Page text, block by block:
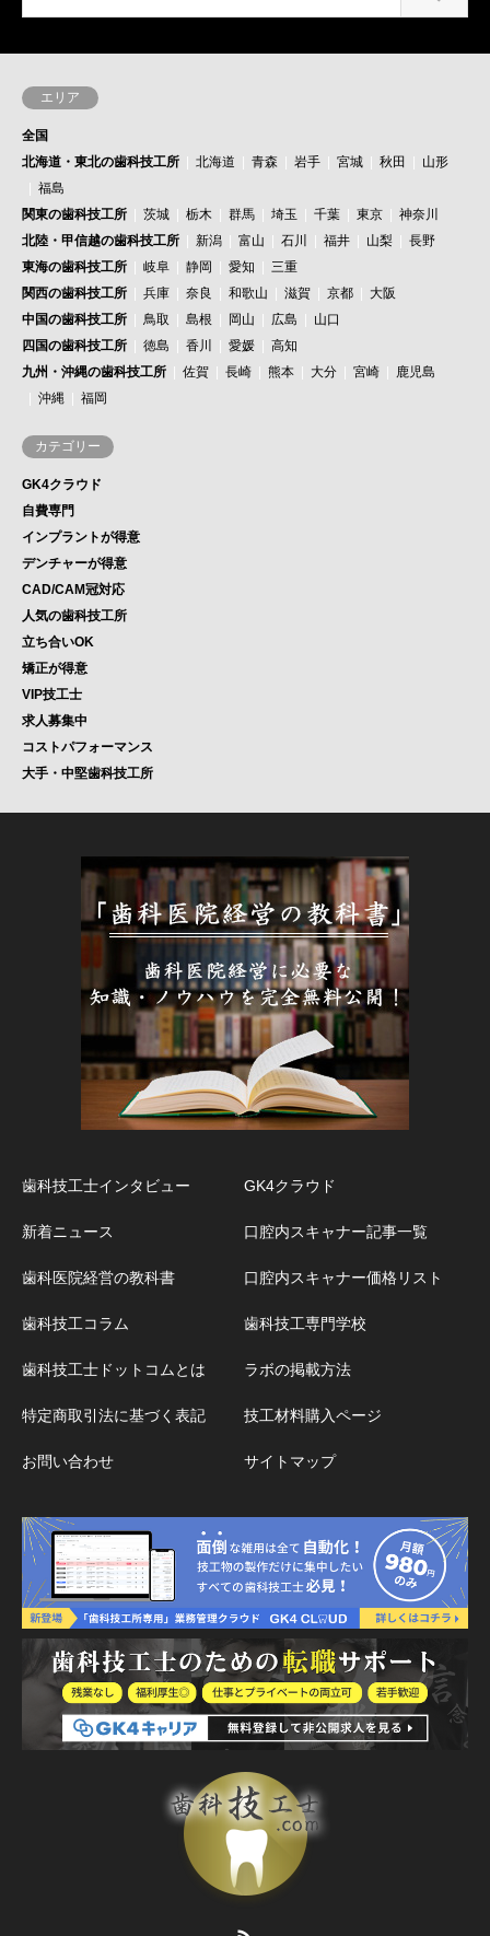
エリア
全国
北海道・東北の歯科技工所
北海道 青森 岩手 宮城 秋田
山形
福島
関東の歯科技工所
茨城 栃木 群馬 埼玉 千葉 東京
神奈川
北陸・甲信越の歯科技工所
新潟 富山 石川 福井 山梨
長野
東海の歯科技工所
岐阜 静岡 愛知
三重
関西の歯科技工所
兵庫 奈良 和歌山 滋賀 京都
大阪
中国の歯科技工所
鳥取 島根 岡山 広島
山口
四国の歯科技工所
徳島 香川 愛媛
高知
九州・沖縄の歯科技工所
佐賀 長崎 熊本 大分 宮崎
鹿児島
沖縄
福岡
カテゴリー
GK4クラウド
自費専門
インプラントが得意
デンチャーが得意
CAD/CAM冠対応
人気の歯科技工所
立ち合いOK
矯正が得意
VIP技工士
求人募集中
コストパフォーマンス
大手・中堅歯科技工所
歯科技工士インタビュー
新着ニュース
歯科医院経営の教科書
歯科技工コラム
歯科技工士ドットコムとは
特定商取引法に基づく表記
お問い合わせ
GK4クラウド
口腔内スキャナー記事一覧
口腔内スキャナー価格リスト
歯科技工専門学校
ラボの掲載方法
技工材料購入ページ
サイトマップ